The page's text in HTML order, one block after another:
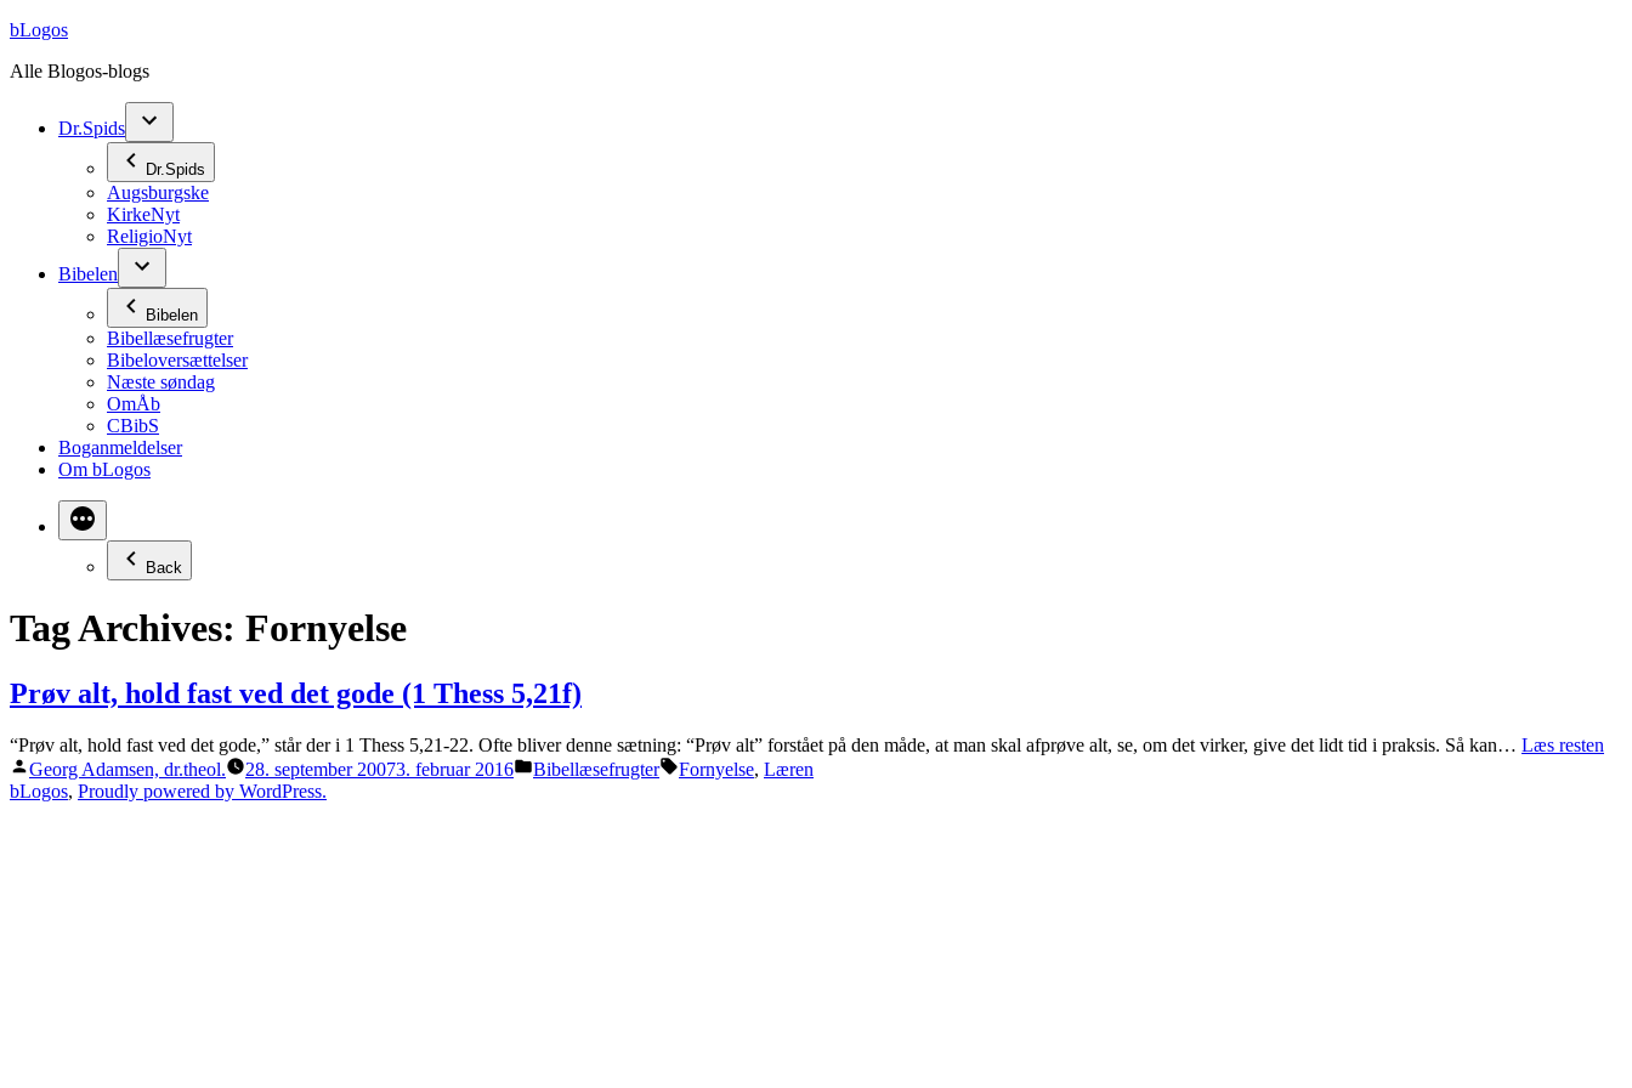
Videre
indhold
bLogos
Alle Blogos-blogs
Dr.Spids
Dr.Spids
Augsburgske
KirkeNyt
ReligioNyt
Bibelen
Bibelen
Bibellæsefrugter
Bibeloversættelser
Næste søndag
OmÅb
CBibS
Boganmeldelser
Om bLogos
Back
Tag Archives: Fornyelse
Prøv alt, hold fast ved det gode (1 Thess 5,21f)
“Prøv alt, hold fast ved det gode,” står der i 1 Thess 5,21-22. Ofte bliver denne sætning: “Prøv alt” forstået på den måde, at man skal afprøve alt, se, om det virker, give det lidt tid i praksis. Så kan… Læs resten
Posted
by
Georg Adamsen, dr.theol. 28. september 20073. februar 2016
Posted
Bibellæsefrugter Tags:
Fornyelse, Læren
bLogos, Proudly powered by WordPress.